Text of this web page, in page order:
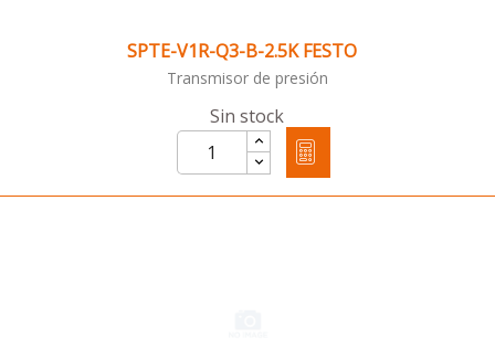
SPTE-V1R-Q3-B-2.5K FESTO
Transmisor de presión
Sin stock